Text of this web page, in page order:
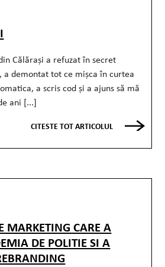
Călărași a refuzat în secret
a demontat tot ce mișca în curtea
a scris cod și a ajuns să mă
ani [...]
CITESTE TOT ARTICOLUL
MARKETING CARE A
DE POLITIE SI A